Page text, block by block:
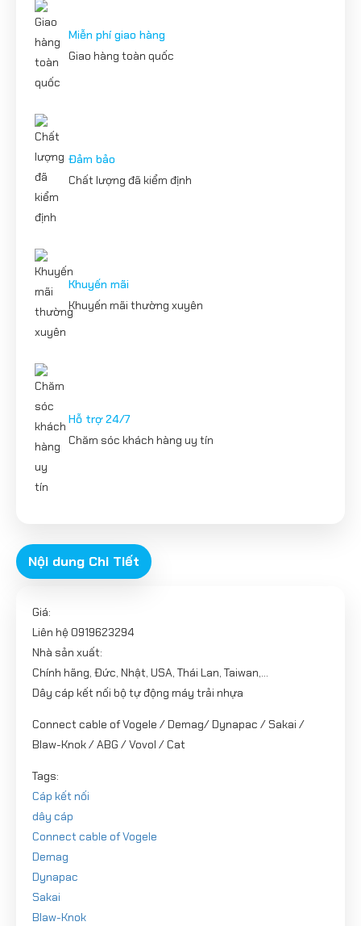
Miễn phí giao hàng
Giao hàng toàn quốc
Đảm bảo
Chất lượng đã kiểm định
Khuyến mãi
Khuyến mãi thường xuyên
Hỗ trợ 24/7
Chăm sóc khách hàng uy tín
Nội dung Chi Tiết
Giá:
Liên hệ 0919623294
Nhà sản xuất:
Chính hãng, Đức, Nhật, USA, Thái Lan, Taiwan,...
Dây cáp kết nối bộ tự động máy trải nhựa
Connect cable of Vogele / Demag/ Dynapac / Sakai /
Blaw-Knok / ABG / Vovol / Cat
Tags:
Cáp kết nối
dây cáp
Connect cable of Vogele
Demag
Dynapac
Sakai
Blaw-Knok